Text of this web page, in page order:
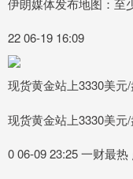
伊朗媒体发布地图：至
22 06-19 16:09
现货黄金站上3330美元/
现货黄金站上3330美元/
0 06-09 23:25 一财最热